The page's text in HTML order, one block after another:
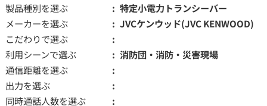
製品種別を選ぶ
特定小電力トランシーバー
メーカーを選ぶ
JVCケンウッド(JVC KENWOOD)
こだわりで選ぶ
利用シーンで選ぶ
消防団・消防・災害現場
通信距離を選ぶ
出力を選ぶ
同時通話人数を選ぶ